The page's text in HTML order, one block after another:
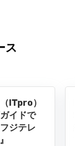
ス
ITpro）
イドで
ジテレ